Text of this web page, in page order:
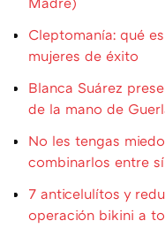
Cleptomanía: qué
mujeres de éxito
Blanca Suárez
de la mano de
No les tengas
combinarlos entre sí
7 anticelulítos y
operación bikini a